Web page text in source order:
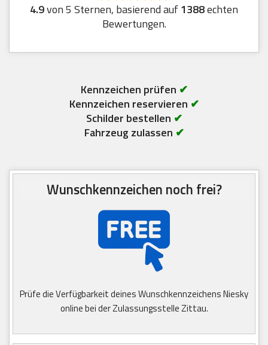
4.9von 5 Sternen, basierend auf1388echten
Bewertungen.
Kennzeichen prüfen ✔
Kennzeichen reservieren ✔
Schilder bestellen ✔
Fahrzeug zulassen ✔
Wunschkennzeichen noch frei?
Prüfe die Verfügbarkeit deines Wunschkennzeichens Niesky
online bei der Zulassungsstelle Zittau.